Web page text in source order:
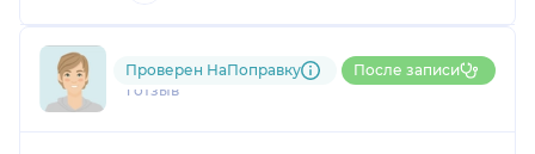
791....@....ru
1 отзыв
Проверен НаПоправку После записи